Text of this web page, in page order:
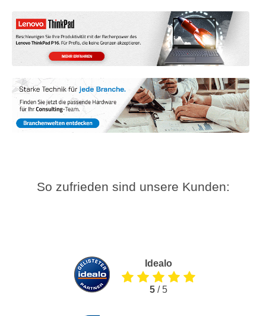
So zufrieden sind unsere Kunden:
Idealo
5/ 5